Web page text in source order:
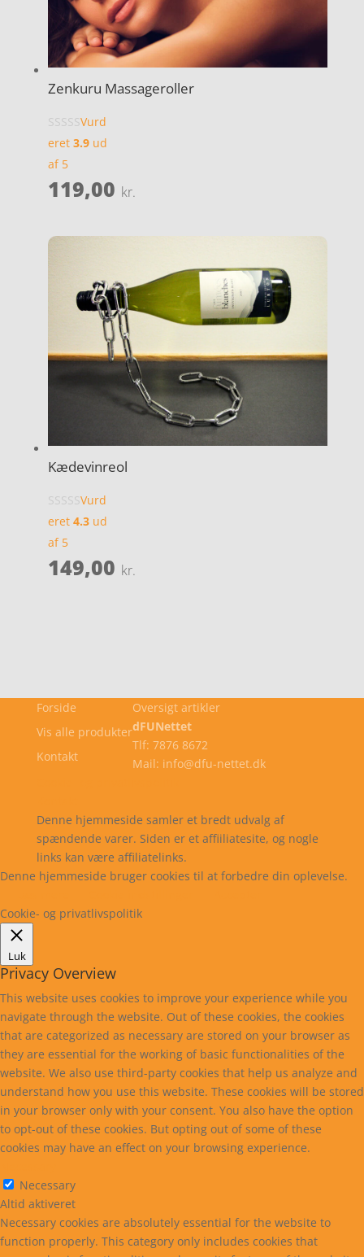
Zenkuru Massageroller
Vurd
eret 3.9ud
af 5
119,00 kr.
Kædevinreol
Vurd
eret 4.3ud
af 5
149,00 kr.
Forside
Vis alle produkter
Kontakt
Oversigt artikler
dFUNettet
Tlf: 7876 8672
Mail: info@dfu-nettet.dk
Denne hjemmeside samler et bredt udvalg af
spændende varer. Siden er et affiiliatesite, og nogle
links kan være affiliatelinks.
Denne hjemmeside bruger cookies til at forbedre din oplevelse.
Cookie- og privatlivspolitik
Luk
Privacy Overview
This website uses cookies to improve your experience while you
navigate through the website. Out of these cookies, the cookies
that are categorized as necessary are stored on your browser as
they are essential for the working of basic functionalities of the
website. We also use third-party cookies that help us analyze and
understand how you use this website. These cookies will be stored
in your browser only with your consent. You also have the option
to opt-out of these cookies. But opting out of some of these
cookies may have an effect on your browsing experience.
Necessary
Altid aktiveret
Necessary cookies are absolutely essential for the website to
function properly. This category only includes cookies that